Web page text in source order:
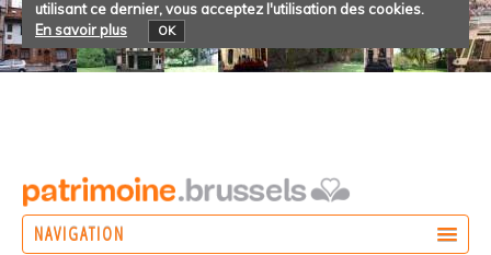
utilisant ce dernier, vous acceptez l'utilisation des cookies.
En savoir plus
OK
NAVIGATION